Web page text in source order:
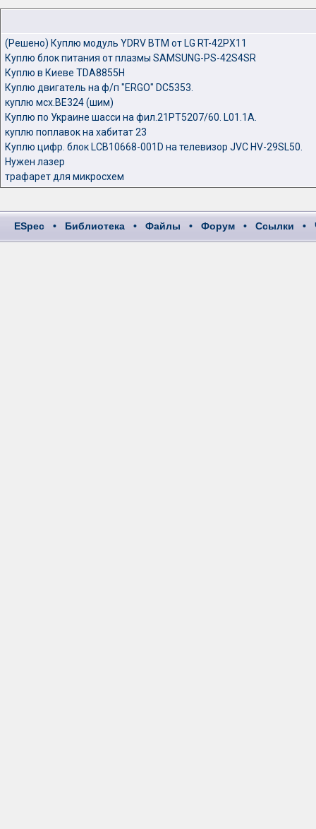
(Решено) Куплю модуль YDRV BTM от LG RT-42PX11
Куплю блок питания от плазмы SAMSUNG-PS-42S4SR
Куплю в Киеве TDA8855H
Куплю двигатель на ф/п "ERGO" DC5353.
куплю мсх.ВЕ324 (шим)
Куплю по Украине шасси на фил.21PT5207/60. L01.1A.
куплю поплавок на хабитат 23
Куплю цифр. блок LCB10668-001D на телевизор JVC HV-29SL50.
Нужен лазер
трафарет для микросхем
ESpec • Библиотека • Файлы • Форум • Ссылки •